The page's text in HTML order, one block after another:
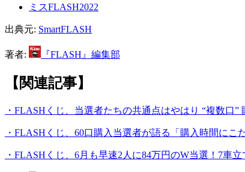
ミスFLASH2022
出典元: SmartFLASH
著者: 『FLASH』編集部
【関連記事】
・FLASHくじ、当選者たちの共通点はやはり “複数口”
・FLASHくじ、60口購入当選者が語る「購入時間にこ
・FLASHくじ、6月も早速2人に84万円のW当選！7車